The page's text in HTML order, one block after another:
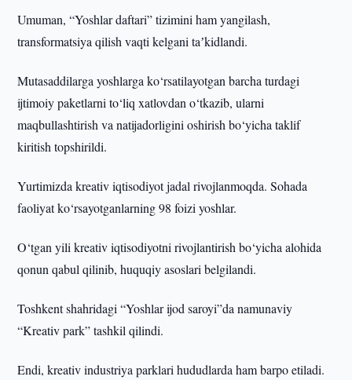
Umuman, “Yoshlar daftari” tizimini ham yangilash,
transformatsiya qilish vaqti kelgani taʼkidlandi.
Mutasaddilarga yoshlarga ko‘rsatilayotgan barcha turdagi
ijtimoiy paketlarni to‘liq xatlovdan o‘tkazib, ularni
maqbullashtirish va natijadorligini oshirish bo‘yicha taklif
kiritish topshirildi.
Yurtimizda kreativ iqtisodiyot jadal rivojlanmoqda. Sohada
faoliyat ko‘rsayotganlarning 98 foizi yoshlar.
O‘tgan yili kreativ iqtisodiyotni rivojlantirish bo‘yicha alohida
qonun qabul qilinib, huquqiy asoslari belgilandi.
Toshkent shahridagi “Yoshlar ijod saroyi”da namunaviy
“Kreativ park” tashkil qilindi.
Endi, kreativ industriya parklari hududlarda ham barpo etiladi.